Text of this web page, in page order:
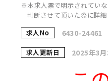
※本求人票で明示されてい
判断させて頂いた際に詳細
求人No
6430-24461
求人更新日 2025年3月